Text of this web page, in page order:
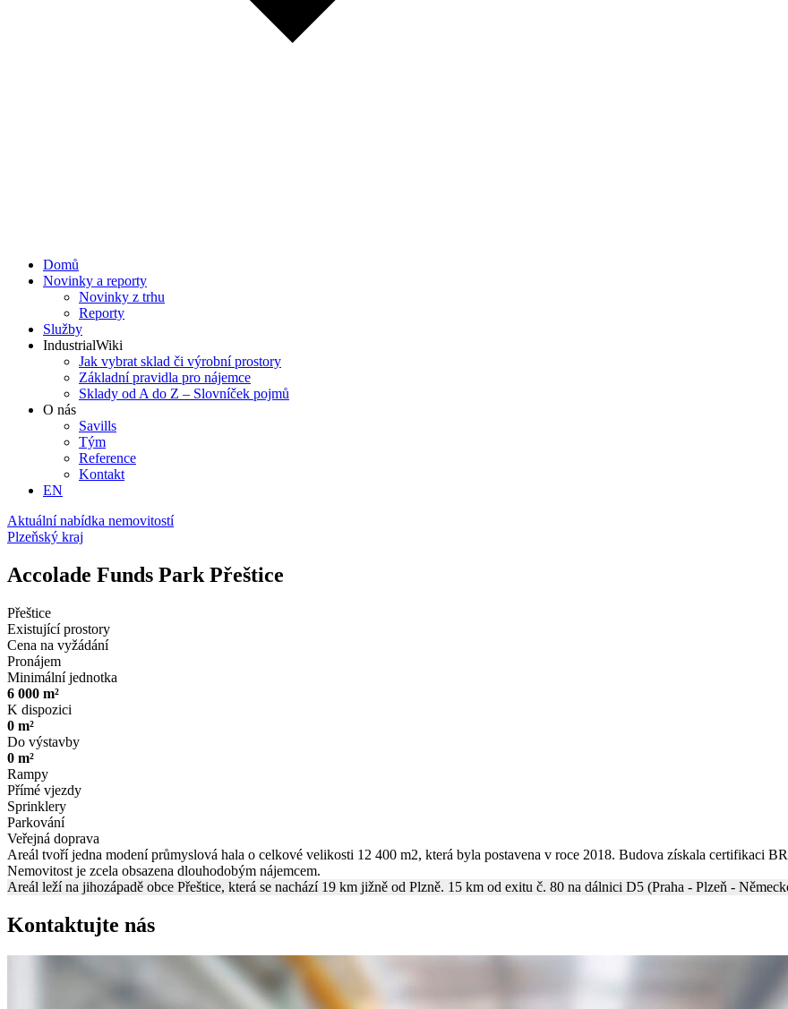
Domů
Novinky a reporty
Novinky z trhu
Reporty
Služby
IndustrialWiki
Jak vybrat sklad či výrobní prostory
Základní pravidla pro nájemce
Sklady od A do Z – Slovníček pojmů
O nás
Savills
Tým
Reference
Kontakt​
EN
Aktuální nabídka nemovitostí
Plzeňský kraj
Accolade Funds Park Přeštice
Přeštice
Existující prostory
Cena na vyžádání
Pronájem
Minimální jednotka
6 000 m²
K dispozici
0 m²
Do výstavby
0 m²
Rampy
Přímé vjezdy
Sprinklery
Parkování
Veřejná doprava
Areál tvoří jedna modení průmyslová hala o celkové velikosti 12 400 m2, která byla postavena v roce 2018. Budova získala certifikaci
Nemovitost je zcela obsazena dlouhodobým nájemcem.
Areál leží na jihozápadě obce Přeštice, která se nachází 19 km jižně od Plzně. 15 km od exitu č. 80 na dálnici D5 (Praha - Plzeň -
Kontaktujte nás